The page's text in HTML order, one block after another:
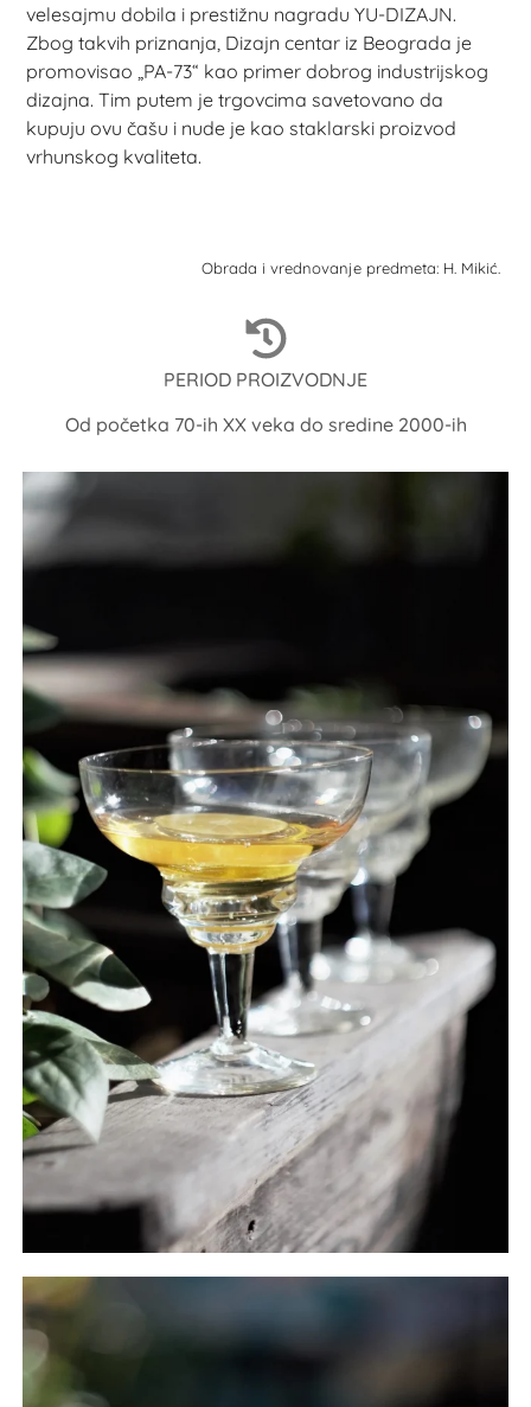
velesajmu dobila i prestižnu nagradu YU-DIZAJN.
Zbog takvih priznanja, Dizajn centar iz Beograda je
promovisao „PA-73“ kao primer dobrog industrijskog
dizajna. Tim putem je trgovcima savetovano da
kupuju ovu čašu i nude je kao staklarski proizvod
vrhunskog kvaliteta.
Obrada i vrednovanje predmeta: H. Mikić.
PERIOD PROIZVODNJE
Od početka 70-ih XX veka do sredine 2000-ih